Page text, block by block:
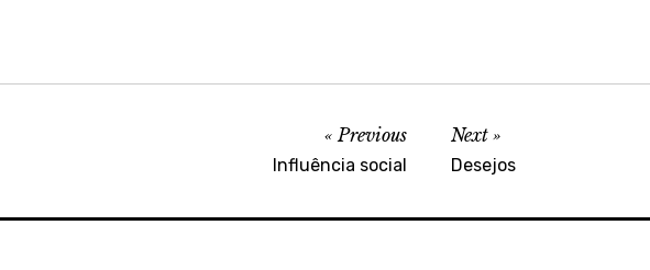
Previous
Influência social
Next
Desejos